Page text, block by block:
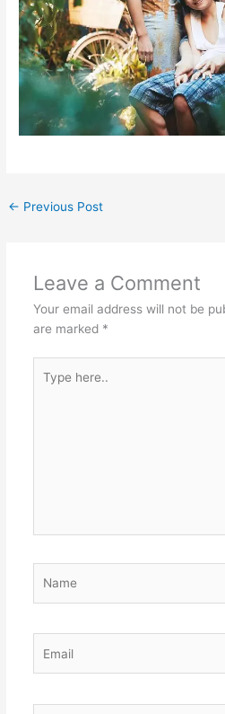
← Previous Post
Leave a Comment
Your email address will not be
are marked *
here..